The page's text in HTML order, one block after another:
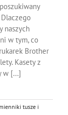
naszych
w tym, co
Brother
Kasety z
w [...]
tusze i